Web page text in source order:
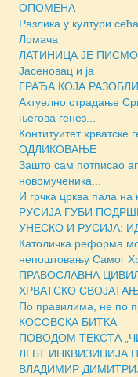
ОПОМЕНА
Разлика у култури
Ломача
ЛАТИНИЦА ЈЕ
Јасеновац и ја
ГРАЂА КОЈА
Актуелно страдање
његова генез...
Контитуитет
ОДЛИКОВАЊЕ
Зашто сам потписао
новомученика...
И грчка црква пала
РУСИЈА ГУБИ
УНЕСКО И РУСИЈА:
Католичка реформа
непоштовању Самог
ПРАВОСЛАВНА
ХРВАТСКО
По правилима, не по
КОСОВСКА БИТКА
ПОВОДОМ ТЕКСТА
ЛГБТ ИНКВИЗИЦИЈА
ВЛАДИМИР